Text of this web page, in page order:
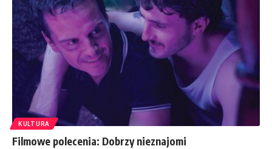
KULTURA
Filmowe polecenia: Dobrzy nieznajomi